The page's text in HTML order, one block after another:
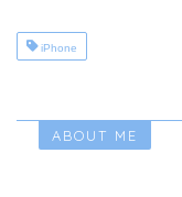
iPhone
ABOUT ME